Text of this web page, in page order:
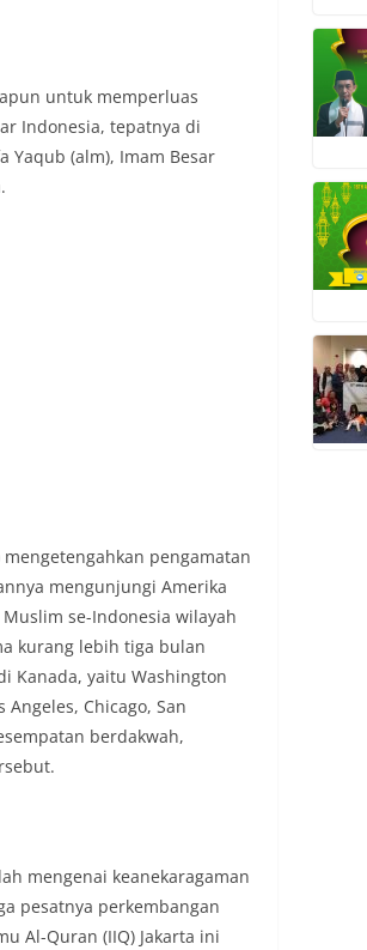
untuk memperluas
Indonesia, tepatnya di
Yaqub (alm), Imam Besar
pengamatan
mengunjungi Amerika
se-Indonesia wilayah
kurang lebih tiga bulan
Kanada, yaitu Washington
Angeles, Chicago, San
berdakwah,
mengenai keanekaragaman
pesatnya perkembangan
Al-Quran (IIQ) Jakarta ini